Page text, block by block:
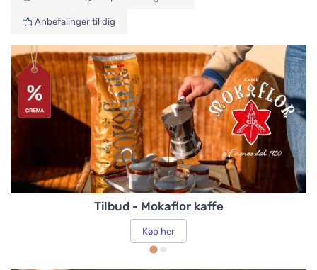
Rengøringsmidler og tilbehør
Kopper, krus og glas
Kaffemaskiner
Reservedele
Anbefalinger til dig
Tilbud - Mokaflor kaffe
Køb her